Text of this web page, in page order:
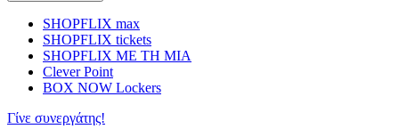
SHOPFLIX max
SHOPFLIX tickets
SHOPFLIX ΜΕ ΤΗ ΜΙΑ
Clever Point
BOX NOW Lockers
Γίνε συνεργάτης!